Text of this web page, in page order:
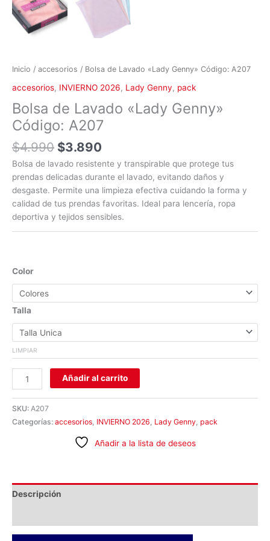
Inicio / accesorios / Bolsa de Lavado «Lady Genny» Código: A207
accesorios, INVIERNO 2026, Lady Genny, pack
Bolsa de Lavado «Lady Genny»
Código: A207
$4.990 $3.890
Bolsa de lavado resistente y transpirable que protege tus
prendas delicadas durante el lavado, evitando daños y
desgaste. Permite una limpieza efectiva cuidando la forma y
calidad de tus prendas favoritas. Ideal para lencería, ropa
deportiva y tejidos sensibles.
Color
Talla
LIMPIAR
Añadir al carrito
SKU: A207
Categorías: accesorios, INVIERNO 2026, Lady Genny, pack
Añadir a la lista de deseos
Descripción